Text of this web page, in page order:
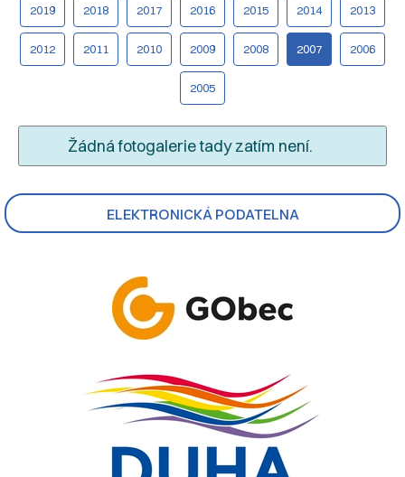
ELEKTRONICKÁ PODATELNA
2019 2018 2017 2016 2015 2014 2013
2012 2011 2010 2009 2008 2007 2006
2005
Žádná fotogalerie tady zatím není.